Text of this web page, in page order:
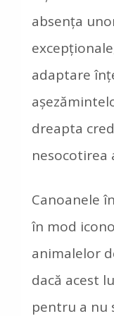
absenţa
adaptare
dreapta
nesocotirea
Canoanele
în mod
animalelor
dacă acest
pentru a nu